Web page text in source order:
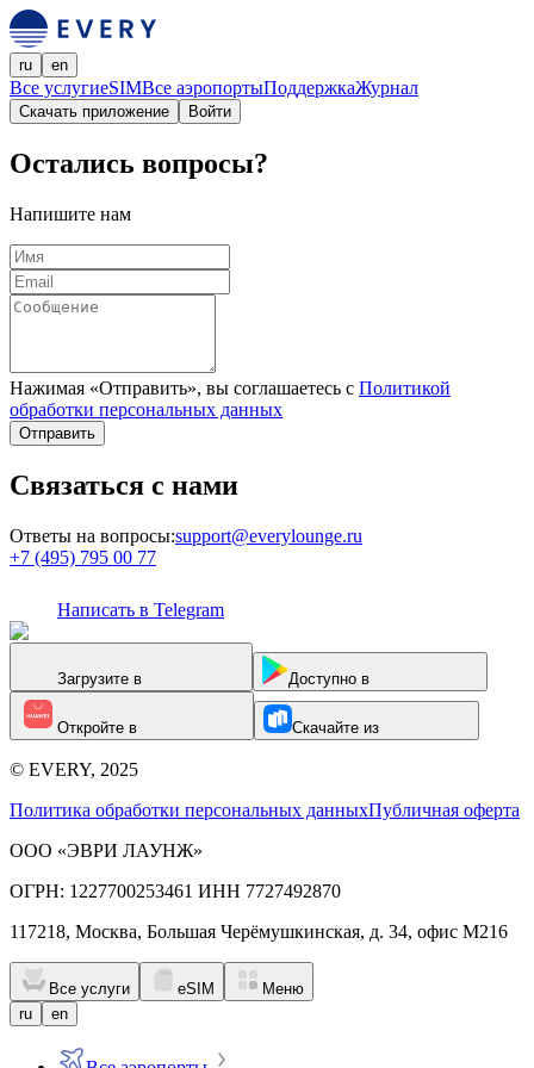
ru en
Все услугиeSIMВсе аэропортыПоддержкаЖурнал
Скачать приложение Войти
Остались вопросы?
Напишите нам
Нажимая «Отправить», вы соглашаетесь с Политикой
обработки персональных данных
Отправить
Связаться с нами
Ответы на вопросы:support@everylounge.ru
+7 (495) 795 00 77
Написать в Telegram
Загрузите в Доступно в
Откройте в Скачайте из
© EVERY, 2025
Политика обработки персональных данныхПубличная оферта
ООО «ЭВРИ ЛАУНЖ»
ОГРН: 1227700253461 ИНН 7727492870
117218, Москва, Большая Черёмушкинская, д. 34, офис М216
Все услуги eSIM
Меню
ru
en